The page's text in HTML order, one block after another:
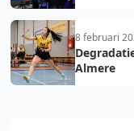
8 februari
Almere